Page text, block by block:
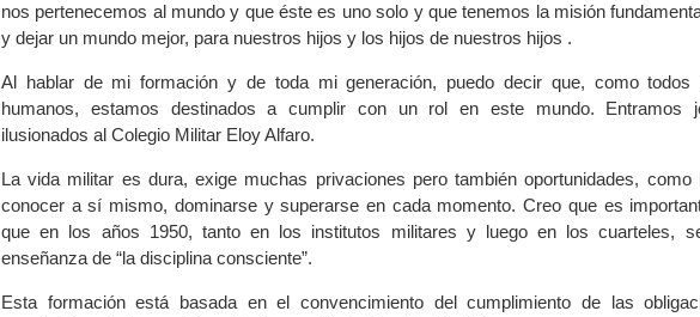
nos pertenecemos al mundo y que éste es uno solo y que tenemos la misión
y dejar un mundo mejor, para nuestros hijos y los hijos de nuestros hijos .
Al hablar de mi formación y de toda mi generación, puedo decir que, como todos
humanos, estamos destinados a cumplir con un rol en este mundo. Entramos
ilusionados al Colegio Militar Eloy Alfaro.
La vida militar es dura, exige muchas privaciones pero también oportunidades, como
conocer a sí mismo, dominarse y superarse en cada momento. Creo que es
que en los años 1950, tanto en los institutos militares y luego en los cuarteles,
enseñanza de “la disciplina consciente”.
Esta formación está basada en el convencimiento del cumplimiento de las